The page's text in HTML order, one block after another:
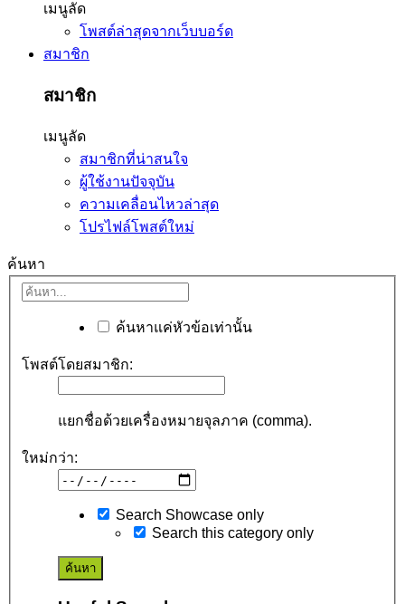
เมนูลัด
โพสต์ล่าสุดจากเว็บบอร์ด
สมาชิก
สมาชิก
เมนูลัด
สมาชิกที่น่าสนใจ
ผู้ใช้งานปัจจุบัน
ความเคลื่อนไหวล่าสุด
โปรไฟล์โพสต์ใหม่
ค้นหา
ค้นหาแค่หัวข้อเท่านั้น
โพสต์โดยสมาชิก:
แยกชื่อด้วยเครื่องหมายจุลภาค (comma).
ใหม่กว่า:
Search Showcase only
Search this category only